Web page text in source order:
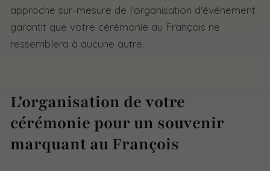
approche sur-mesure de l'organisation d'événement
garantit que votre cérémonie au François ne
ressemblera à aucune autre.
L'organisation de votre
cérémonie pour un souvenir
marquant au François